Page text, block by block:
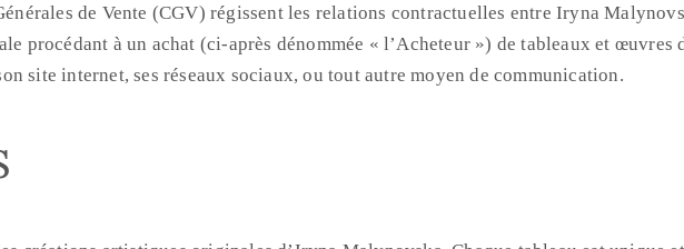
de Vente (CGV) régissent les relations contractuelles entre Iryna
procédant à un achat (ci-après dénommée « l’Acheteur ») de tableaux et
site internet, ses réseaux sociaux, ou tout autre moyen de communication.